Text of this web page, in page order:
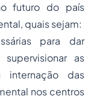
futuro do país
quais sejam:
para dar
as
internação das
nos centros